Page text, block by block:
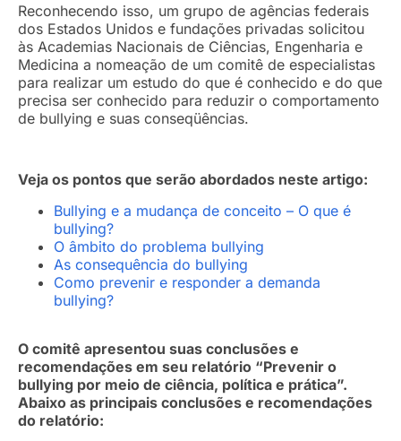
Reconhecendo isso, um grupo de agências federais
dos Estados Unidos e fundações privadas solicitou
às Academias Nacionais de Ciências, Engenharia e
Medicina a nomeação de um comitê de especialistas
para realizar um estudo do que é conhecido e do que
precisa ser conhecido para reduzir o comportamento
de bullying e suas conseqüências.
Veja os pontos que serão abordados neste artigo:
Bullying e a mudança de conceito – O que é
bullying?
O âmbito do problema bullying
As consequência do bullying
Como prevenir e responder a demanda
bullying?
O comitê apresentou suas conclusões e
recomendações em seu relatório “Prevenir o
bullying por meio de ciência, política e prática”.
Abaixo as principais conclusões e recomendações
do relatório: